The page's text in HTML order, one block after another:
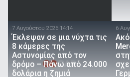
7 Αυγούστου 2026 14:14
Έκλεψαν σε μια νύχτα τις
8 κάμερες της
Αστυνομίας από τον
δρόμο – Πάνω από 24.000
δολάρια η ζημιά
6